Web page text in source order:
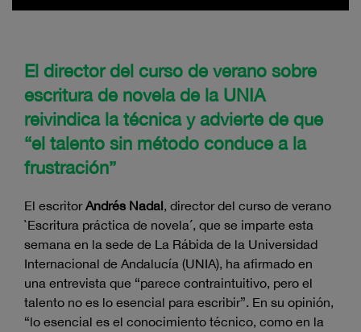
El director del curso de verano sobre
escritura de novela de la UNIA
reivindica la técnica y advierte de que
“el talento sin método conduce a la
frustración”
El escritorAndrés Nadal, director del curso de verano
`Escritura práctica de novela´, que se imparte esta
semana en la sede de La Rábida de la Universidad
Internacional de Andalucía (UNIA), ha afirmado en
una entrevista que “parece contraintuitivo, pero el
talento no es lo esencial para escribir”. En su opinión,
“lo esencial es el conocimiento técnico, como en la